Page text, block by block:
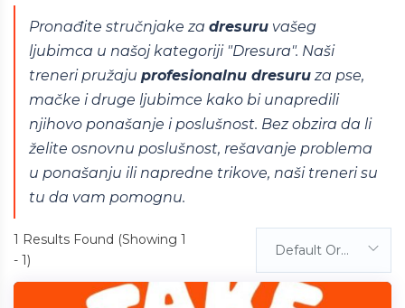
Pronađite stručnjake za dresuru vašeg
ljubimca u našoj kategoriji "Dresura". Naši
treneri pružaju profesionalnu dresuru za pse,
mačke i druge ljubimce kako bi unapredili
njihovo ponašanje i poslušnost. Bez obzira da li
želite osnovnu poslušnost, rešavanje problema
u ponašanju ili napredne trikove, naši treneri su
tu da vam pomognu.
1 Results Found (Showing 1
- 1)
Default Order